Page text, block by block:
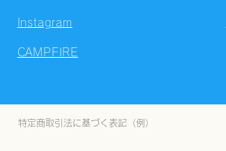
Instagram
CAMPFIRE
特定商取引法に基づく表記（例）